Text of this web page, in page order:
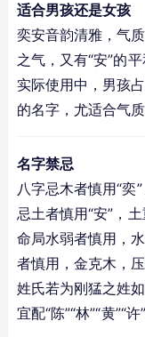
适合男孩还是女孩
奕安音韵清雅，气
之气，又有“安”的
实际使用中，男孩
的名字，尤适合气
名字禁忌
八字忌木者慎用“奕
忌土者慎用“安”，
命局水弱者慎用，
者慎用，金克木，压
姓氏若为刚猛之姓如
宜配“陈”“林”“黄”“